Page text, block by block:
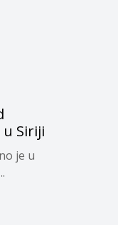
Siriji
je u